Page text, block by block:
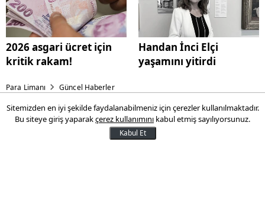
2026 asgari ücret için
kritik rakam!
Handan İnci Elçi
yaşamını yitirdi
Para Limanı Güncel Haberler
5G ihalesinin kazananları belli
Sitemizden en iyi şekilde faydalanabilmeniz için çerezler kullanılmaktadır.
Bu siteye giriş yaparakçerez kullanımını kabul etmiş sayılıyorsunuz.
Kabul Et